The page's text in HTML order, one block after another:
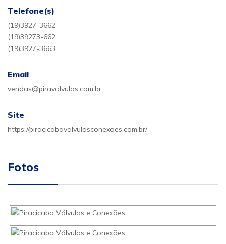
Telefone(s)
(19)3927-3662
(19)39273-662
(19)3927-3663
Email
vendas@piravalvulas.com.br
Site
https://piracicabavalvulasconexoes.com.br/
Fotos